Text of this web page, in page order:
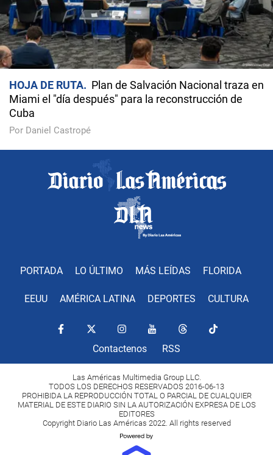
HOJA DE RUTA
Plan de Salvación Nacional traza en
Miami el "día después" para la reconstrucción de
Cuba
Por Daniel Castropé
PORTADA LO ÚLTIMO MÁS LEÍDAS FLORIDA
EEUU AMÉRICA LATINA DEPORTES CULTURA
Contactenos RSS
Las Américas Multimedia Group LLC.
TODOS LOS DERECHOS RESERVADOS 2016-06-13
PROHIBIDA LA REPRODUCCIÓN TOTAL O PARCIAL DE CUALQUIER
MATERIAL DE ESTE DIARIO SIN LA AUTORIZACIÓN EXPRESA DE LOS
EDITORES
Copyright Diario Las Américas 2022. All rights reserved